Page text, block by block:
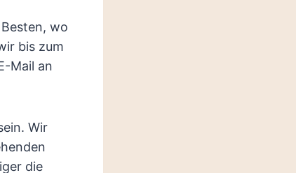
wo
bis zum
Mail an
Wir
die